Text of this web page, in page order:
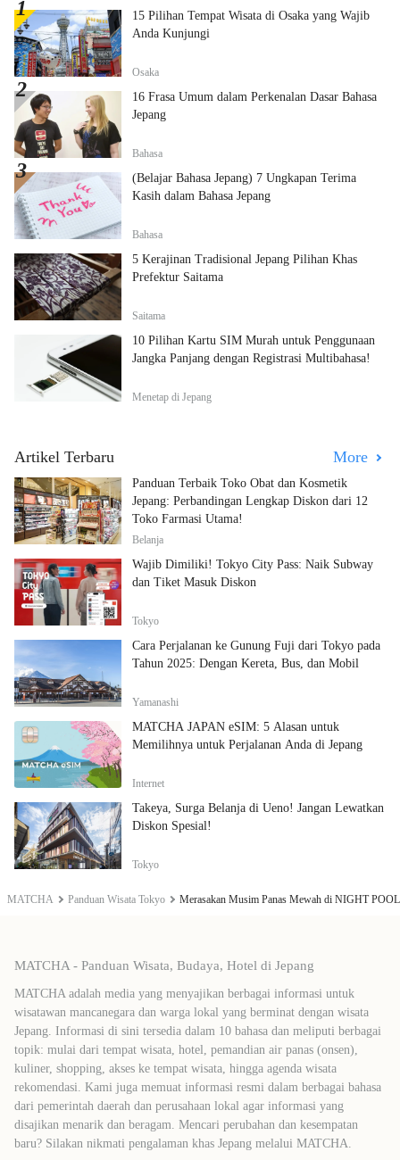
MATCHA Panduan Wisata Tokyo Merasakan Musim Panas Mewah di NIGHT
15 Pilihan Tempat Wisata di Osaka yang Wajib
Anda Kunjungi
Osaka
16 Frasa Umum dalam Perkenalan Dasar Bahasa
Jepang
Bahasa
(Belajar Bahasa Jepang) 7 Ungkapan Terima
Kasih dalam Bahasa Jepang
Bahasa
5 Kerajinan Tradisional Jepang Pilihan Khas
Prefektur Saitama
Saitama
10 Pilihan Kartu SIM Murah untuk Penggunaan
Jangka Panjang dengan Registrasi Multibahasa!
Menetap di Jepang
Artikel Terbaru More
Panduan Terbaik Toko Obat dan Kosmetik
Jepang: Perbandingan Lengkap Diskon dari 12
Toko Farmasi Utama!
Belanja
Wajib Dimiliki! Tokyo City Pass: Naik Subway
dan Tiket Masuk Diskon
Tokyo
Cara Perjalanan ke Gunung Fuji dari Tokyo pada
Tahun 2025: Dengan Kereta, Bus, dan Mobil
Yamanashi
MATCHA JAPAN eSIM: 5 Alasan untuk
Memilihnya untuk Perjalanan Anda di Jepang
Internet
Takeya, Surga Belanja di Ueno! Jangan Lewatkan
Diskon Spesial!
Tokyo
MATCHA - Panduan Wisata, Budaya, Hotel di Jepang
MATCHA adalah media yang menyajikan berbagai informasi untuk
wisatawan mancanegara dan warga lokal yang berminat dengan wisata
Jepang. Informasi di sini tersedia dalam 10 bahasa dan meliputi berbagai
topik: mulai dari tempat wisata, hotel, pemandian air panas (onsen),
kuliner, shopping, akses ke tempat wisata, hingga agenda wisata
rekomendasi. Kami juga memuat informasi resmi dalam berbagai bahasa
dari pemerintah daerah dan perusahaan lokal agar informasi yang
disajikan menarik dan beragam. Mencari perubahan dan kesempatan
baru? Silakan nikmati pengalaman khas Jepang melalui MATCHA.